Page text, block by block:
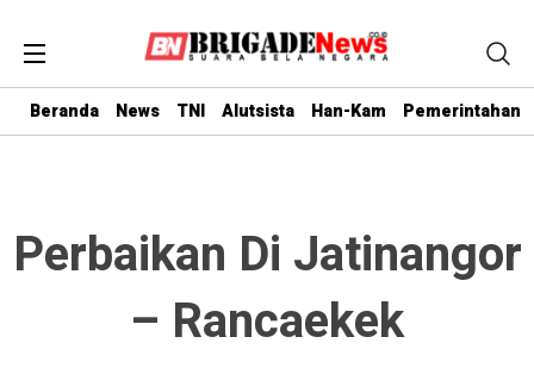
Beranda News TNI Alutsista Han-Kam Pemerintahan
Perbaikan Di Jatinangor
– Rancaekek